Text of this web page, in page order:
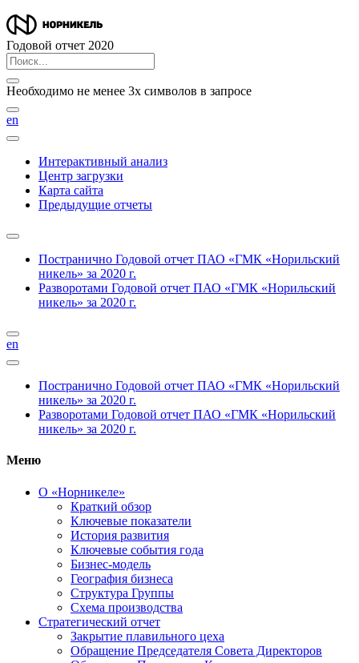
Годовой отчет 2020
Необходимо не менее 3х символов в запросе
en
Интерактивный анализ
Центр загрузки
Карта сайта
Предыдущие отчеты
Постранично Годовой отчет ПАО «ГМК «Норильский
никель» за 2020 г.
Разворотами Годовой отчет ПАО «ГМК «Норильский
никель» за 2020 г.
en
Постранично Годовой отчет ПАО «ГМК «Норильский
никель» за 2020 г.
Разворотами Годовой отчет ПАО «ГМК «Норильский
никель» за 2020 г.
Меню
О «Норникеле»
Краткий обзор
Ключевые показатели
История развития
Ключевые события года
Бизнес-модель
География бизнеса
Структура Группы
Схема производства
Стратегический отчет
Закрытие плавильного цеха
Обращение Председателя Совета Директоров